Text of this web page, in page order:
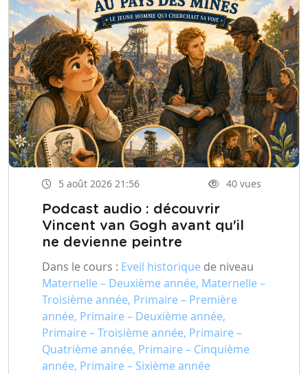
5 août 2026 21:56 40 vues
Podcast audio : découvrir
Vincent van Gogh avant qu'il
ne devienne peintre
Dans le cours : Eveil historique de niveau
Maternelle – Deuxième année, Maternelle –
Troisième année, Primaire – Première
année, Primaire – Deuxième année,
Primaire – Troisième année, Primaire –
Quatrième année, Primaire – Cinquième
année, Primaire – Sixième année